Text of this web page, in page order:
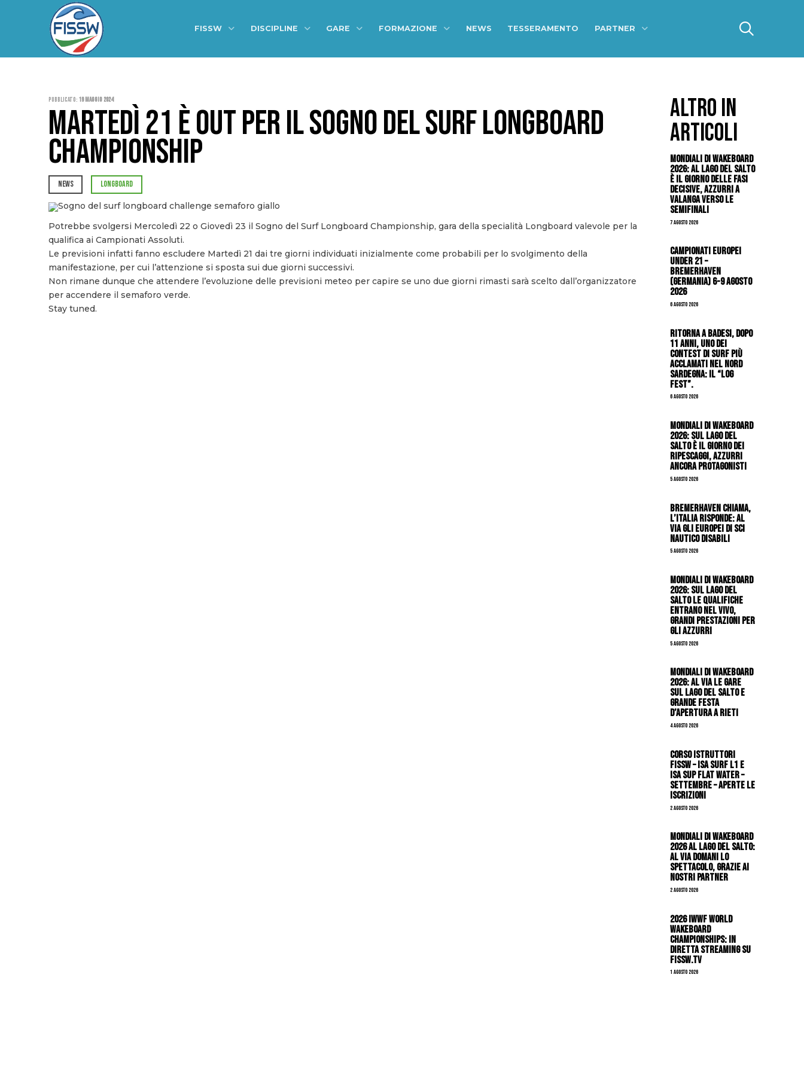
FISSW DISCIPLINE GARE FORMAZIONE NEWS TESSERAMENTO PARTNER
Pubblicato: 19 Maggio 2024
MARTEDÌ 21 È OUT PER IL SOGNO DEL SURF LONGBOARD
CHAMPIONSHIP
NEWS LONGBOARD
Potrebbe svolgersi Mercoledì 22 o Giovedì 23 il Sogno del Surf Longboard Championship, gara della specialità Longboard valevole per la
qualifica ai Campionati Assoluti.
Le previsioni infatti fanno escludere Martedì 21 dai tre giorni individuati inizialmente come probabili per lo svolgimento della
manifestazione, per cui l’attenzione si sposta sui due giorni successivi.
Non rimane dunque che attendere l’evoluzione delle previsioni meteo per capire se uno due giorni rimasti sarà scelto dall’organizzatore
per accendere il semaforo verde.
Stay tuned.
ALTRO IN
ARTICOLI
Mondiali di Wakeboard
2026: al Lago del Salto
è il giorno delle fasi
decisive, azzurri a
valanga verso le
semifinali
7 Agosto 2026
Campionati Europei
Under 21 –
Bremerhaven
(Germania) 6-9 agosto
2026
6 Agosto 2026
Ritorna a Badesi, dopo
11 anni, uno dei
contest di surf più
acclamati nel nord
Sardegna: il “Log
Fest”.
6 Agosto 2026
Mondiali di Wakeboard
2026: sul Lago del
Salto è il giorno dei
ripescaggi, azzurri
ancora protagonisti
5 Agosto 2026
Bremerhaven chiama,
l’Italia risponde: al
via gli Europei di Sci
Nautico Disabili
5 Agosto 2026
Mondiali di Wakeboard
2026: sul Lago del
Salto le qualifiche
entrano nel vivo,
grandi prestazioni per
gli azzurri
5 Agosto 2026
Mondiali di Wakeboard
2026: al via le gare
sul Lago del Salto e
grande festa
d’apertura a Rieti
4 Agosto 2026
CORSO ISTRUTTORI
FISSW – ISA SURF L1 e
ISA SUP Flat Water –
SETTEMBRE – APERTE LE
ISCRIZIONI
2 Agosto 2026
Mondiali di Wakeboard
2026 al Lago del Salto:
al via domani lo
spettacolo, grazie ai
nostri Partner
2 Agosto 2026
2026 IWWF WORLD
WAKEBOARD
CHAMPIONSHIPS: IN
DIRETTA STREAMING SU
FISSW.TV
1 Agosto 2026